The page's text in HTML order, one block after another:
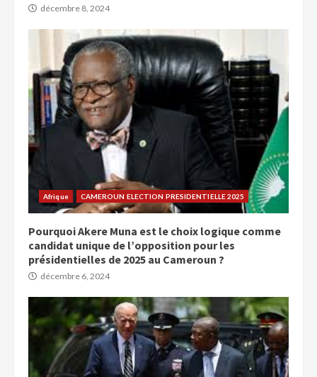
décembre 8, 2024
Afrique CAMEROUN ELECTION PRESIDENTIELLE 2025
Pourquoi Akere Muna est le choix logique comme
candidat unique de l’opposition pour les
présidentielles de 2025 au Cameroun ?
décembre 6, 2024